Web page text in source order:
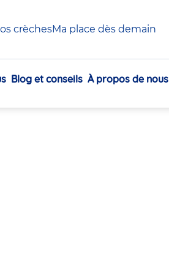
crèchesMa place dès demain
Blog et conseils À propos de nous
30
30